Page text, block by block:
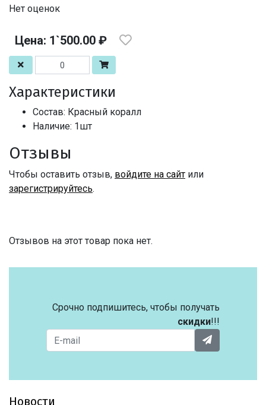
Нет оценок
Цена: 1`500.00 ₽
Характеристики
Состав: Красный коралл
Наличие: 1шт
Отзывы
Чтобы оставить отзыв, войдите на сайт или
зарегистрируйтесь.
Отзывов на этот товар пока нет.
Срочно подпишитесь, чтобы получать
скидки!!!
Новости